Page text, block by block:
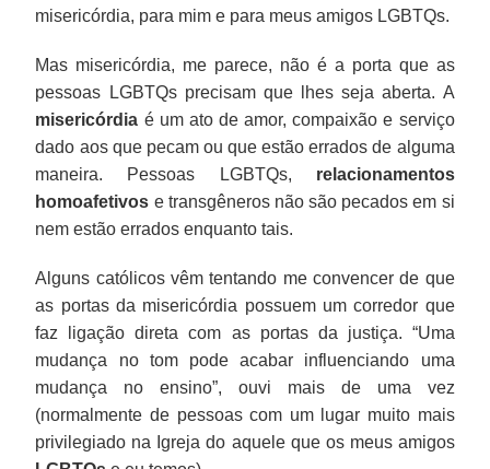
misericórdia, para mim e para meus amigos LGBTQs.
Mas misericórdia, me parece, não é a porta que as
pessoas LGBTQs precisam que lhes seja aberta. A
misericórdia é um ato de amor, compaixão e serviço
dado aos que pecam ou que estão errados de alguma
maneira. Pessoas LGBTQs, relacionamentos
homoafetivos e transgêneros não são pecados em si
nem estão errados enquanto tais.
Alguns católicos vêm tentando me convencer de que
as portas da misericórdia possuem um corredor que
faz ligação direta com as portas da justiça. “Uma
mudança no tom pode acabar influenciando uma
mudança no ensino”, ouvi mais de uma vez
(normalmente de pessoas com um lugar muito mais
privilegiado na Igreja do aquele que os meus amigos